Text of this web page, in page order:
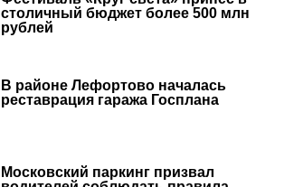
столичный бюджет более 500 млн
рублей
В районе Лефортово началась
реставрация гаража Госплана
Московский паркинг призвал